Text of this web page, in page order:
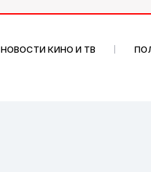
НОВОСТИ КИНО И ТВ